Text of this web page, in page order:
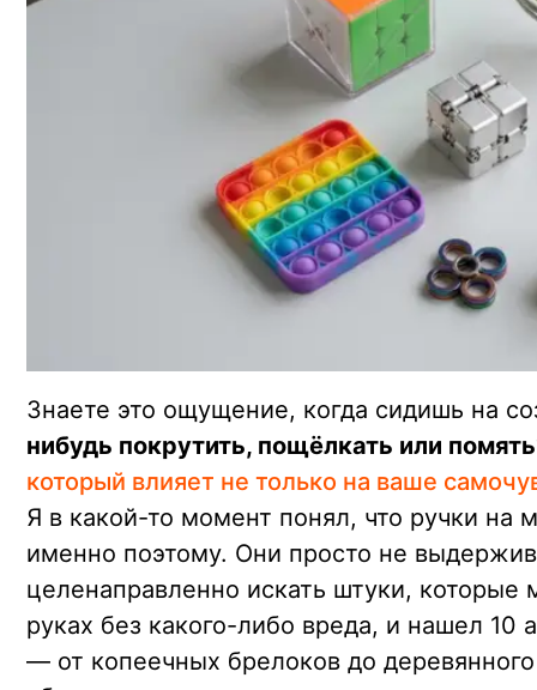
Знаете это ощущение, когда сидишь на
нибудь покрутить, пощёлкать или помять
который влияет не только на ваше
Я в какой-то момент понял, что ручки на
именно поэтому. Они просто не
целенаправленно искать штуки, которые
руках без какого-либо вреда, и нашел 10
— от копеечных брелоков до